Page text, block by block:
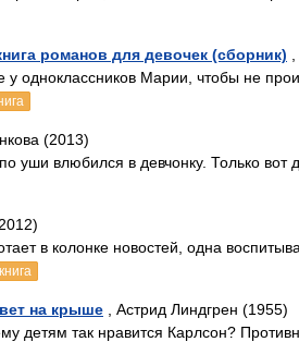
романов для девочек (сборник)
у одноклассников Марии, чтобы не
(2013)
уши влюбился в девчонку. Только вот
в колонке новостей, одна
на крыше , Астрид Линдгрен (1955)
детям так нравится Карлсон?